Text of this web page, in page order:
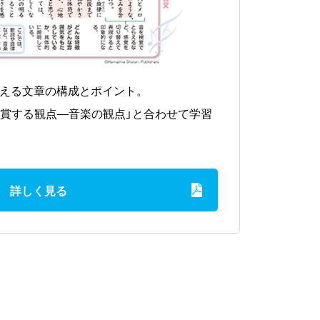
る文章の構成とポイント。
賞する観点―音楽の観点」と合わせて学習
詳しく見る